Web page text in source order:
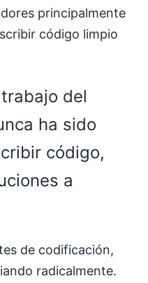
principalmente
código limpio
del
ha sido
código,
a
de codificación,
radicalmente.